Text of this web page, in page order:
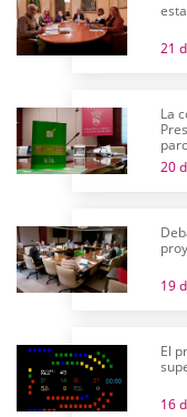
21
La
20
19
El
16